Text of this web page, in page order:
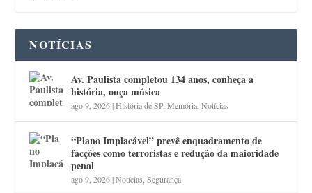
NOTÍCIAS
Av. Paulista completou 134 anos, conheça a
história, ouça música
ago 9, 2026|História de SP,Memória ,Notícias
“Plano Implacável” prevê enquadramento de
facções como terroristas e redução da maioridade
penal
ago 9, 2026|Notícias ,Segurança